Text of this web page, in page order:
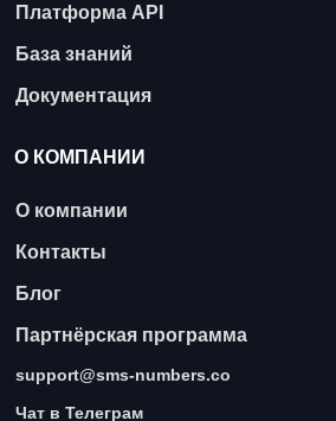
Платформа API
База знаний
Документация
О КОМПАНИИ
О компании
Контакты
Блог
Партнёрская программа
support@sms-numbers.co
Чат в Телеграм